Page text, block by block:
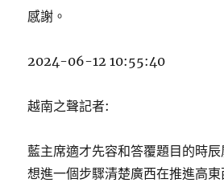
感謝。
2024-06-12 10:55:40
越南之聲記者:
藍主席適才先容和答覆題目的時
想進一個步驟清楚廣西在推進高